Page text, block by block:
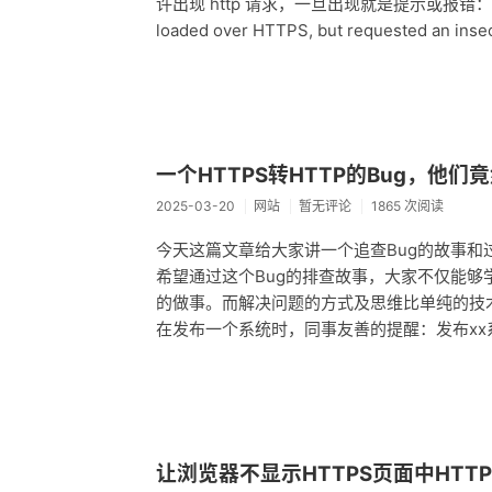
loaded over HTTPS, but requested an
一个HTTPS转HTTP的Bug，他们
2025-03-20 网站 暂无评论 1865 次阅读
今天这篇文章给大家讲一个追查Bug的故事
希望通过这个Bug的排查故事，大家不仅能
的做事。而解决问题的方式及思维比单纯的
在发布一个系统时，同事友善的提醒：发布
让浏览器不显示HTTPS页面中